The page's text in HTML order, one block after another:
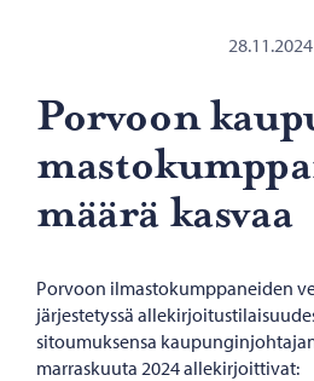
28.11.2024
Por­voon
määrä kas­vaa
Porvoon ilmastokumppaneiden
järjestetyssä
sitoumuksensa
marraskuuta 2024 allekirjoittivat: